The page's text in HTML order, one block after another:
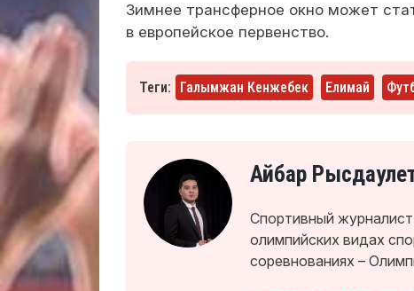
Зимнее трансферное окно может
в европейское первенство.
Теги: Галымжан Кенжебек Елимай
Айбар
Спортивный
олимпийских видах
соревнованиях –